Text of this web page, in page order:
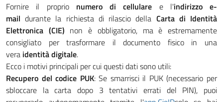
Fornire il proprio numero di cellulare e l'indirizzo e-
mail durante la richiesta di rilascio della Carta di Identità
Elettronica (CIE) non è obbligatorio, ma è estremamente
consigliato per trasformare il documento fisico in una
vera identità digitale.
Ecco i motivi principali per cui questi dati sono utili:
Recupero del codice PUK: Se smarrisci il PUK (necessario per
sbloccare la carta dopo 3 tentativi errati del PIN), puoi